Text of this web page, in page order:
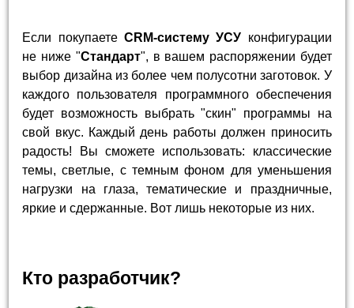
Если покупаете CRM-систему УСУ конфигурации
не ниже "Стандарт", в вашем распоряжении будет
выбор дизайна из более чем полусотни заготовок. У
каждого пользователя программного обеспечения
будет возможность выбрать "скин" программы на
свой вкус. Каждый день работы должен приносить
радость! Вы сможете использовать: классические
темы, светлые, с темным фоном для уменьшения
нагрузки на глаза, тематические и праздничные,
яркие и сдержанные. Вот лишь некоторые из них.
Кто разработчик?